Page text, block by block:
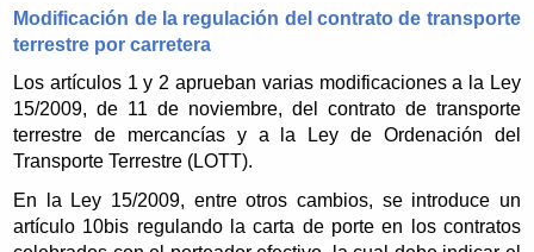
Modificación de la regulación del contrato de transporte
terrestre por carretera
Los artículos 1 y 2 aprueban varias modificaciones a la Ley
15/2009, de 11 de noviembre, del contrato de transporte
terrestre de mercancías y a la Ley de Ordenación del
Transporte Terrestre (LOTT).
En la Ley 15/2009, entre otros cambios, se introduce un
artículo 10bis regulando la carta de porte en los contratos